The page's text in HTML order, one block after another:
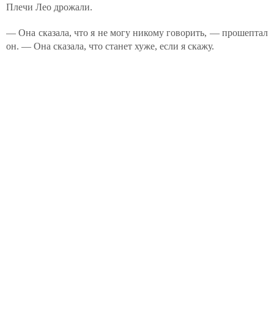
Плечи Лео дрожали.
— Она сказала, что я не могу никому говорить, — прошептал
он. — Она сказала, что станет хуже, если я скажу.